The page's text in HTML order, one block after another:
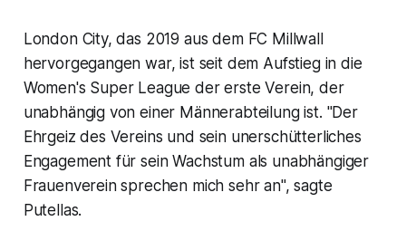
London City, das 2019 aus dem FC Millwall
hervorgegangen war, ist seit dem Aufstieg in die
Women's Super League der erste Verein, der
unabhängig von einer Männerabteilung ist. "Der
Ehrgeiz des Vereins und sein unerschütterliches
Engagement für sein Wachstum als unabhängiger
Frauenverein sprechen mich sehr an", sagte
Putellas.